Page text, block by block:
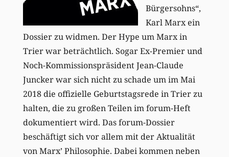
Bürgersohns“,
Karl Marx ein
Dossier zu widmen. Der Hype um Marx in
Trier war beträchtlich. Sogar Ex-Premier und
Noch-Kommissionspräsident Jean-Claude
Juncker war sich nicht zu schade um im Mai
2018 die offizielle Geburtstagsrede in Trier zu
halten, die zu großen Teilen im forum-Heft
dokumentiert wird. Das forum-Dossier
beschäftigt sich vor allem mit der Aktualität
von Marx’ Philosophie. Dabei kommen neben